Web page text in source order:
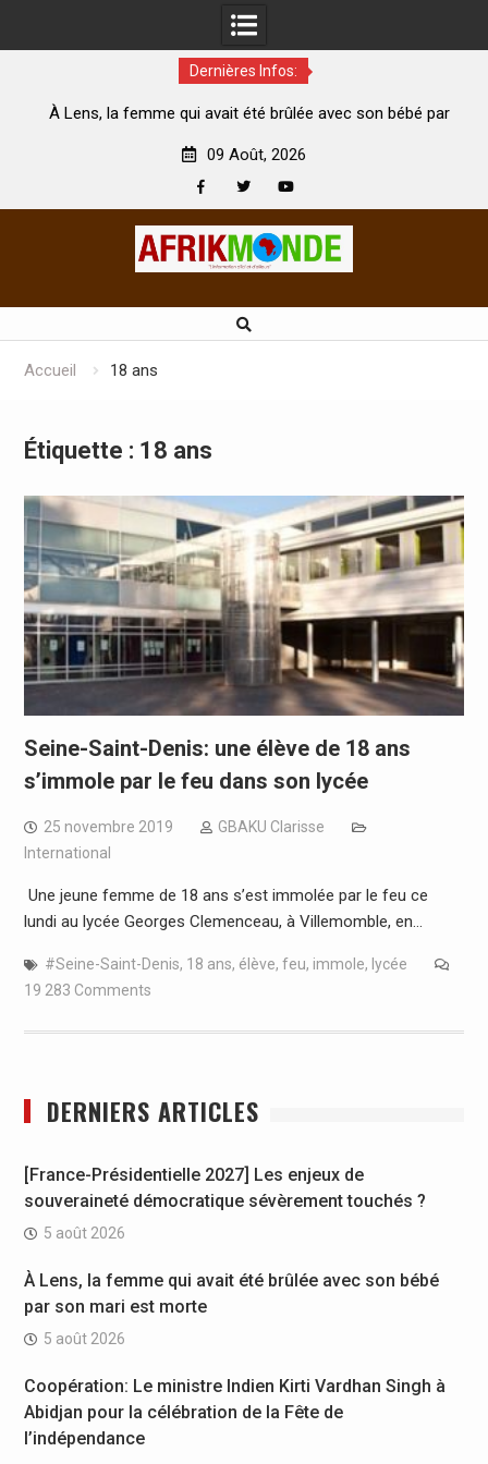
Dernières Infos:
la femme qui avait été brûlée avec son bébé par
09 Août, 2026
Accueil 18 ans
Étiquette : 18 ans
Seine-Saint-Denis: une élève de 18 ans
s’immole par le feu dans son lycée
25 novembre 2019
GBAKU Clarisse
International
Une jeune femme de 18 ans s’est immolée par le feu ce
lundi au lycée Georges Clemenceau, à Villemomble, en…
#Seine-Saint-Denis, 18 ans, élève, feu, immole, lycée
19 283 Comments
DERNIERS ARTICLES
[France-Présidentielle 2027] Les enjeux de
souveraineté démocratique sévèrement touchés ?
5 août 2026
À Lens, la femme qui avait été brûlée avec son bébé
par son mari est morte
5 août 2026
Coopération: Le ministre Indien Kirti Vardhan Singh à
Abidjan pour la célébration de la Fête de
l’indépendance